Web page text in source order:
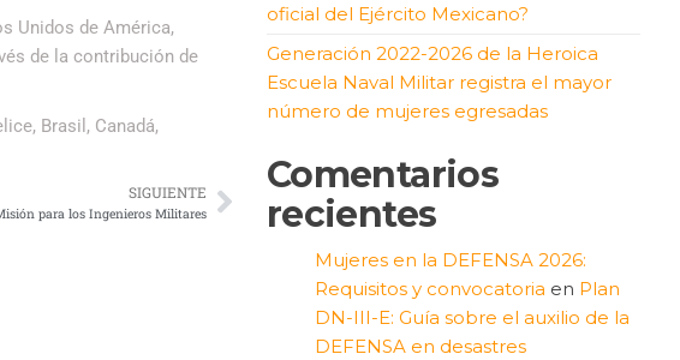
Unidos de América,
de la contribución de
Brasil, Canadá,
SIGUIENTE
para los Ingenieros Militares
oficial del Ejército Mexicano?
Generación 2022-2026 de la Heroica
Escuela Naval Militar registra el mayor
número de mujeres egresadas
Comentarios
recientes
Mujeres en la DEFENSA 2026:
Requisitos y convocatoria en Plan
DN-III-E: Guía sobre el auxilio de la
DEFENSA en desastres